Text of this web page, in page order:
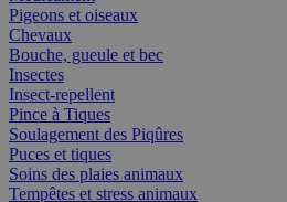
Pigeons et oiseaux
Chevaux
Bouche, gueule et bec
Insectes
Insect-repellent
Pince à Tiques
Soulagement des Piqûres
Puces et tiques
Soins des plaies animaux
Tempêtes et stress animaux